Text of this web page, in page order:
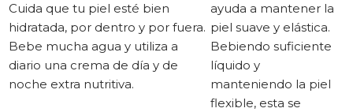
Cuida que tu piel esté bien
hidratada, por dentro y por fuera.
Bebe mucha agua y utiliza a
diario una crema de día y de
noche extra nutritiva.
ayuda a mantener la
piel suave y elástica.
Bebiendo suficiente
líquido y
manteniendo la piel
flexible, esta se